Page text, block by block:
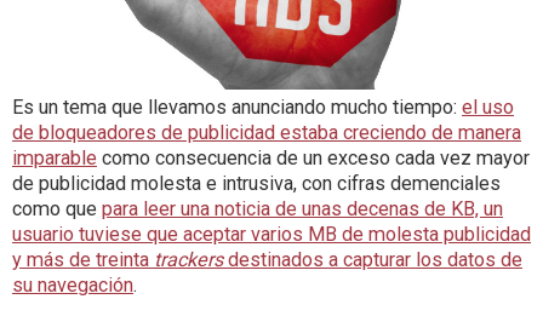
Es un tema que llevamos anunciando mucho tiempo: el uso
de bloqueadores de publicidad estaba creciendo de manera
imparable como consecuencia de un exceso cada vez mayor
de publicidad molesta e intrusiva, con cifras demenciales
como que para leer una noticia de unas decenas de KB, un
usuario tuviese que aceptar varios MB de molesta publicidad
y más de treinta trackersdestinados a capturar los datos de
su navegación.